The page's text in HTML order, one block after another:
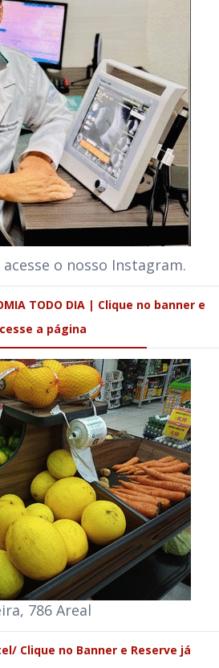
o nosso Instagram.
TODO DIA | Clique no banner e
a página
786 Areal
Clique no Banner e Reserve já